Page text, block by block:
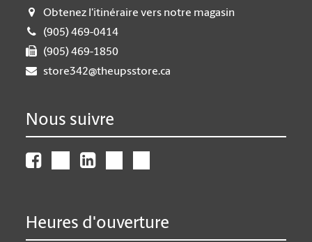
Obtenez l'itinéraire vers notre magasin
(905) 469-0414
(905) 469-1850
store342@theupsstore.ca
Nous suivre
Heures d'ouverture